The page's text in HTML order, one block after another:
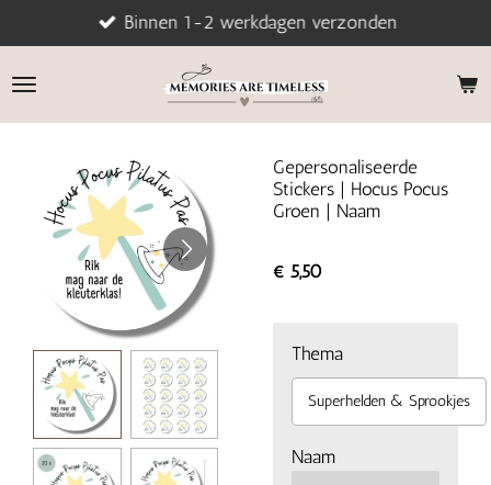
direct
naar
Binnen 1-2 werkdagen verzonden
Gepersonaliseerde
Stickers | Hocus Pocus
Groen | Naam
€ 5,50
Thema
Superhelden & Sprookjes
Naam